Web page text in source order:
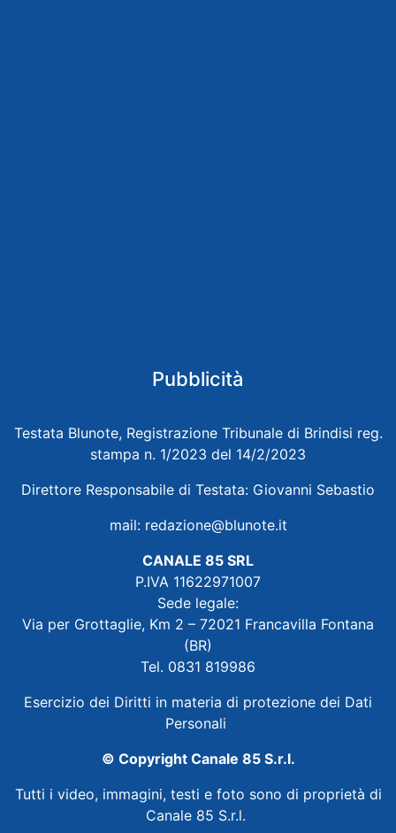
Pubblicità
Testata Blunote, Registrazione Tribunale di Brindisi reg.
stampa n. 1/2023 del 14/2/2023
Direttore Responsabile di Testata: Giovanni Sebastio
mail: redazione@blunote.it
CANALE 85 SRL
P.IVA 11622971007
Sede legale:
Via per Grottaglie, Km 2 – 72021 Francavilla Fontana
(BR)
Tel. 0831 819986
Esercizio dei Diritti in materia di protezione dei Dati
Personali
© Copyright Canale 85 S.r.l.
Tutti i video, immagini, testi e foto sono di proprietà di
Canale 85 S.r.l.